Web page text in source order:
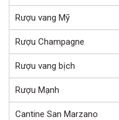
Rượu vang Mỹ
Rượu Champagne
Rượu vang bịch
Rượu Mạnh
Cantine San Marzano